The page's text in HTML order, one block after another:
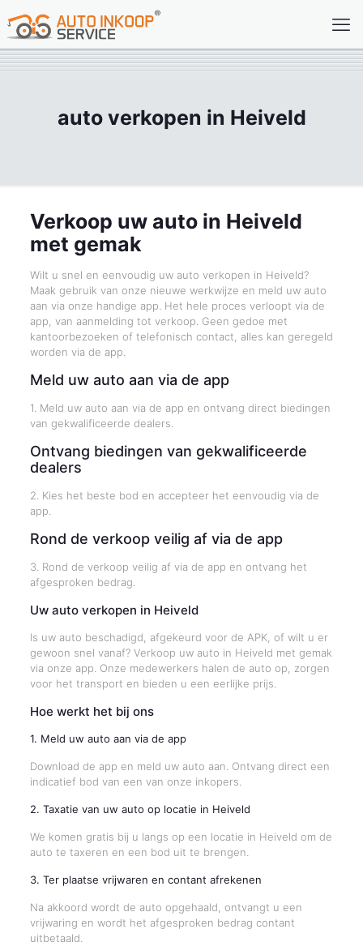
auto verkopen in Heiveld
Verkoop uw auto in Heiveld
met gemak
Wilt u snel en eenvoudig uw auto verkopen in Heiveld?
Maak gebruik van onze nieuwe werkwijze en meld uw auto
aan via onze handige app. Het hele proces verloopt via de
app, van aanmelding tot verkoop. Geen gedoe met
kantoorbezoeken of telefonisch contact, alles kan geregeld
worden via de app.
Meld uw auto aan via de app
1. Meld uw auto aan via de app en ontvang direct biedingen
van gekwalificeerde dealers.
Ontvang biedingen van gekwalificeerde
dealers
2. Kies het beste bod en accepteer het eenvoudig via de
app.
Rond de verkoop veilig af via de app
3. Rond de verkoop veilig af via de app en ontvang het
afgesproken bedrag.
Uw auto verkopen in Heiveld
Is uw auto beschadigd, afgekeurd voor de APK, of wilt u er
gewoon snel vanaf? Verkoop uw auto in Heiveld met gemak
via onze app. Onze medewerkers halen de auto op, zorgen
voor het transport en bieden u een eerlijke prijs.
Hoe werkt het bij ons
1. Meld uw auto aan via de app
Download de app en meld uw auto aan. Ontvang direct een
indicatief bod van een van onze inkopers.
2. Taxatie van uw auto op locatie in Heiveld
We komen gratis bij u langs op een locatie in Heiveld om de
auto te taxeren en een bod uit te brengen.
3. Ter plaatse vrijwaren en contant afrekenen
Na akkoord wordt de auto opgehaald, ontvangt u een
vrijwaring en wordt het afgesproken bedrag contant
uitbetaald.